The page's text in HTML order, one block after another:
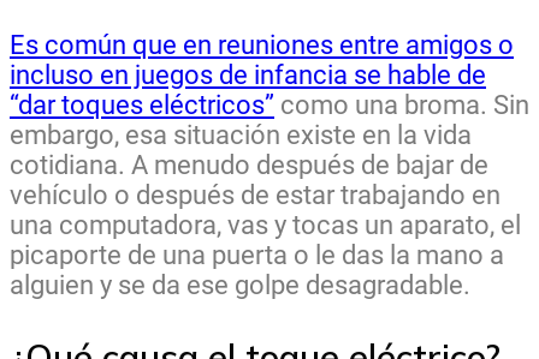
Es común que en reuniones entre amigos o
incluso en juegos de infancia se hable de
“dar toques eléctricos” como una broma. Sin
embargo, esa situación existe en la vida
cotidiana. A menudo después de bajar de
vehículo o después de estar trabajando en
una computadora, vas y tocas un aparato, el
picaporte de una puerta o le das la mano a
alguien y se da ese golpe desagradable.